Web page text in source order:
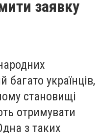
заявку
багато українців,
становищі
отримувати
з таких